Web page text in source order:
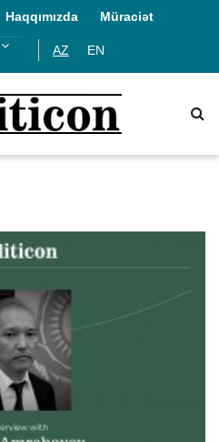
Haqqımızda
Müraciət
AZ EN